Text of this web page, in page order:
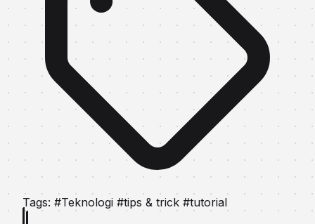
Tags: #Teknologi #tips & trick #tutorial